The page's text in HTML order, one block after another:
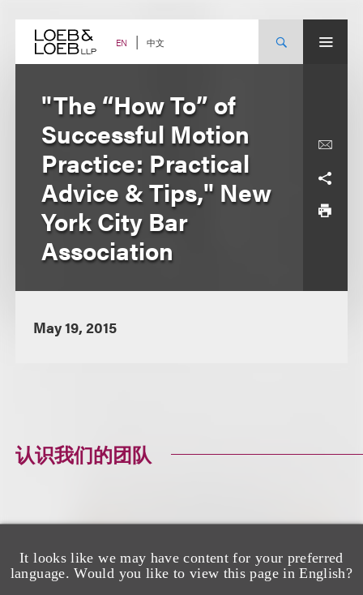
content EN 中文
It looks like we may have content for your preferred
language. Would you like to view this page in English?
"The “How To” of
Successful Motion
Practice: Practical
Advice & Tips," New
York City Bar
Association
May 19, 2015
认识我们的团队
Christine M.
Rodriguez